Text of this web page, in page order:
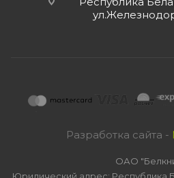
Разработка сайта -
ОАО